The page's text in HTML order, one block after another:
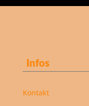
Infos
Kontakt